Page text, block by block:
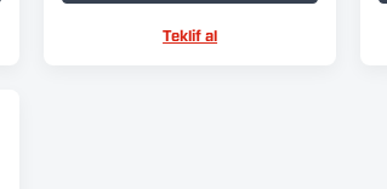
Teklif al